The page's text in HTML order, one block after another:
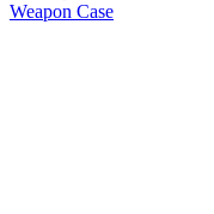
Weapon Case